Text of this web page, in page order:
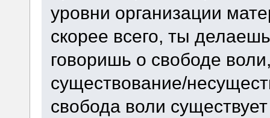
уровни организации
скорее всего, ты
говоришь о свободе
существование/
свобода воли